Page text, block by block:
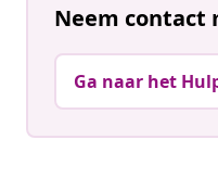
Neem contact
Ga naar het